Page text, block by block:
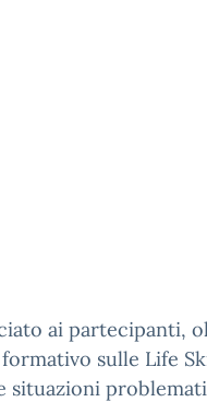
ai partecipanti,
sulle Life
situazioni